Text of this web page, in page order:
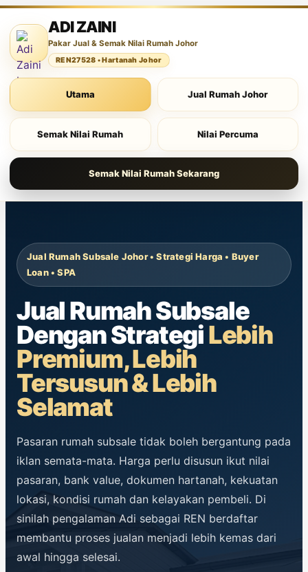
ADI ZAINI
Pakar Jual & Semak Nilai Rumah Johor
REN27528 • Hartanah Johor
Utama Jual Rumah Johor
Semak Nilai Rumah Nilai Percuma
Semak Nilai Rumah Sekarang
Jual Rumah Subsale Johor • Strategi Harga • Buyer
Loan • SPA
Jual Rumah Subsale
Dengan StrategiLebih
Premium, Lebih
Tersusun & Lebih
Selamat
Pasaran rumah subsale tidak boleh bergantung pada
iklan semata-mata. Harga perlu disusun ikut nilai
pasaran, bank value, dokumen hartanah, kekuatan
lokasi, kondisi rumah dan kelayakan pembeli. Di
sinilah pengalaman Adi sebagai REN berdaftar
membantu proses jualan menjadi lebih kemas dari
awal hingga selesai.